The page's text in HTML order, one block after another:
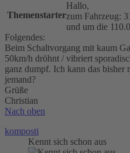
Themenstarter
Hallo,
zum Fahrzeug:
und um die
Folgendes:
Beim Schaltvorgang mit kaum
50km/h dröhnt / vibriert
ganz dumpf. Ich kann das bisher
jemand?
Grüße
Christian
Nach oben
komposti
Kennt sich schon aus